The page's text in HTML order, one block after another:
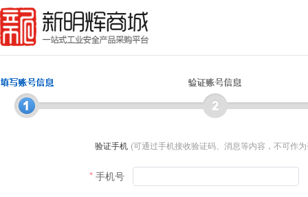
验证手机 (可通过手机接收验证码、消息等内容，不可作
手机号